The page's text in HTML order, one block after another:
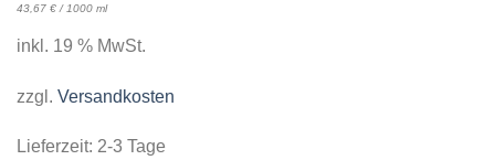
43,67 € / 1000 ml
inkl. 19 % MwSt.
zzgl. Versandkosten
Lieferzeit: 2-3 Tage